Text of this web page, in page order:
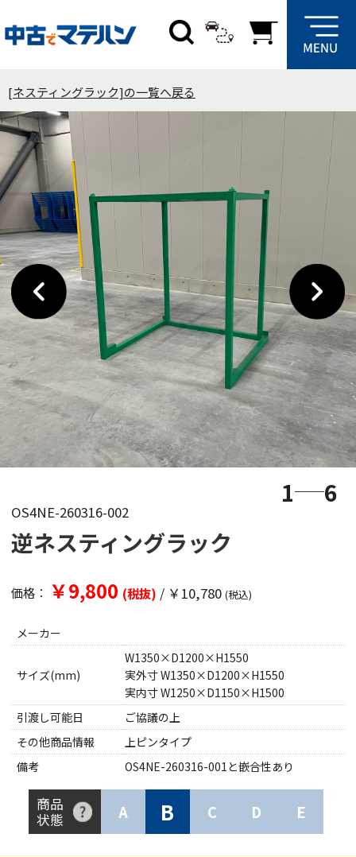
[ネスティングラック]の一覧へ戻る
1 6
OS4NE-260316-002
逆ネスティングラック
価格： ￥9,800 (税抜) / ￥10,780 (税込)
メーカー
サイズ(mm)
W1350×D1200×H1550
実外寸 W1350×D1200×H1550
実内寸 W1250×D1150×H1500
引渡し可能日
ご協議の上
その他商品情報
上ピンタイプ
備考
OS4NE-260316-001と嵌合性あり
商品
状態
A B C D E